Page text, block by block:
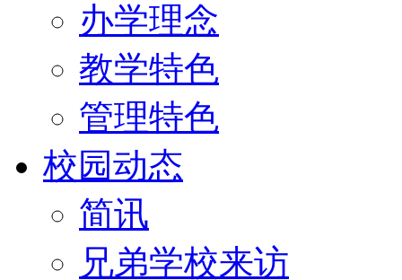
办学理念
教学特色
管理特色
校园动态
简讯
兄弟学校来访